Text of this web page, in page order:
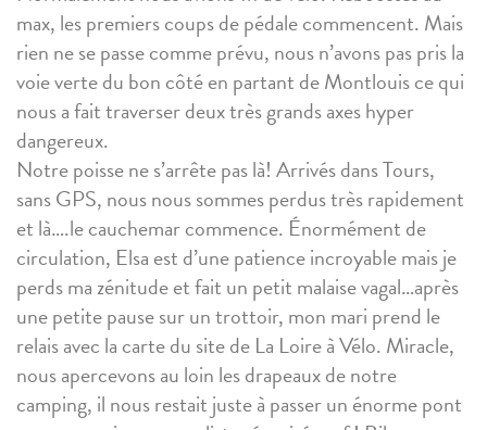
max, les premiers coups de pédale commencent. Mais
rien ne se passe comme prévu, nous n’avons pas pris la
voie verte du bon côté en partant de Montlouis ce qui
nous a fait traverser deux très grands axes hyper
dangereux.
Notre poisse ne s’arrête pas là! Arrivés dans Tours,
sans GPS, nous nous sommes perdus très rapidement
et là….le cauchemar commence. Énormément de
circulation, Elsa est d’une patience incroyable mais je
perds ma zénitude et fait un petit malaise vagal…après
une petite pause sur un trottoir, mon mari prend le
relais avec la carte du site de La Loire à Vélo. Miracle,
nous apercevons au loin les drapeaux de notre
camping, il nous restait juste à passer un énorme pont